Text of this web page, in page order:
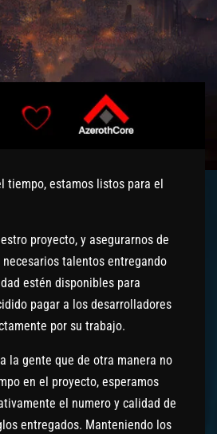
tiempo, estamos listos para el
proyecto, y asegurarnos de
talentos entregando
estén disponibles para
pagar a los desarrolladores
por su trabajo.
la gente que de otra manera no
en el proyecto, esperamos
el numero y calidad de
entregados. Manteniendo los